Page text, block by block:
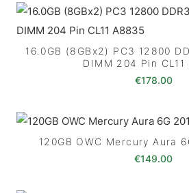
16.0GB (8GBx2) PC3 12800
DIMM 204 Pin CL11
€178.00
120GB OWC Mercury Aura
€149.00